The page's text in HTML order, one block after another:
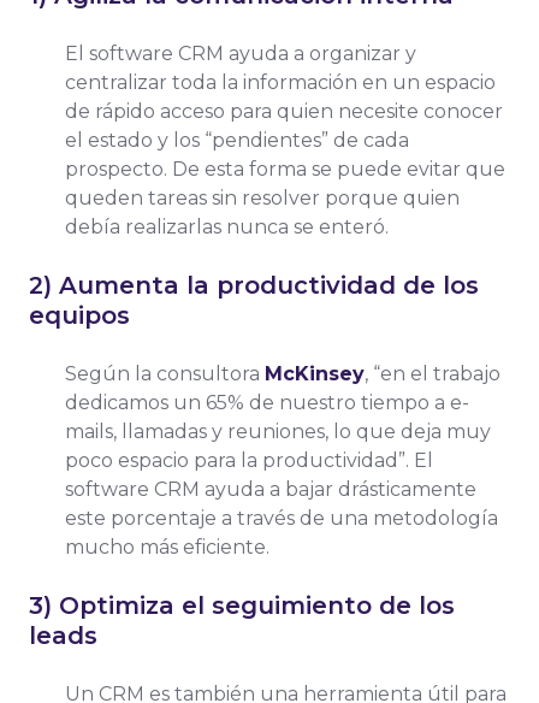
El software CRM ayuda a organizar y
centralizar toda la información en un espacio
de rápido acceso para quien necesite conocer
el estado y los “pendientes” de cada
prospecto. De esta forma se puede evitar que
queden tareas sin resolver porque quien
debía realizarlas nunca se enteró.
2) Aumenta la productividad de los
equipos
Según la consultora McKinsey, “en el trabajo
dedicamos un 65% de nuestro tiempo a e-
mails, llamadas y reuniones, lo que deja muy
poco espacio para la productividad”. El
software CRM ayuda a bajar drásticamente
este porcentaje a través de una metodología
mucho más eficiente.
3) Optimiza el seguimiento de los
leads
Un CRM es también una herramienta útil para